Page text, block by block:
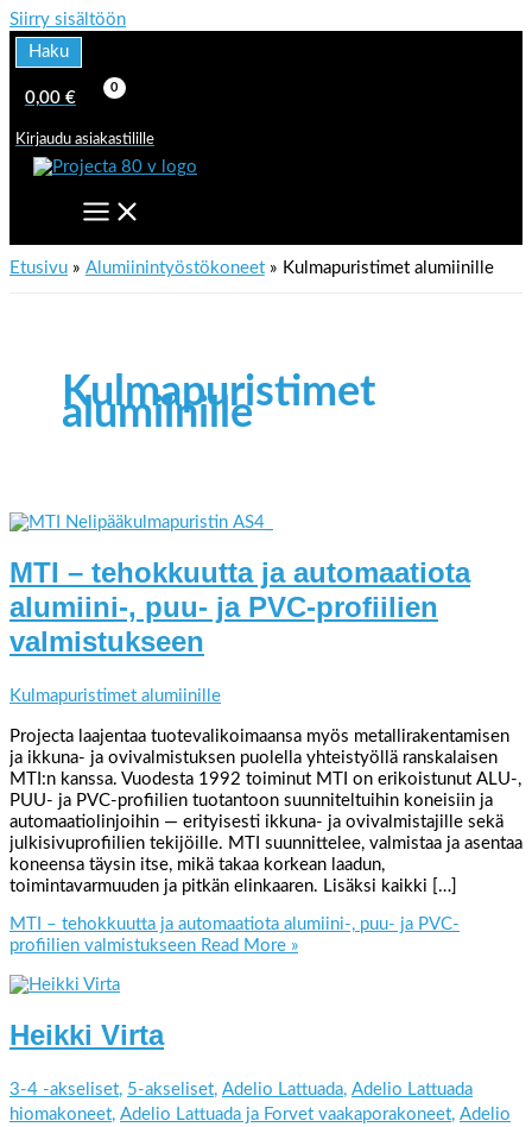
Siirry sisältöön
Haku
0,00 €
Kirjaudu asiakastilille
Etusivu Alumiinintyöstökoneet Kulmapuristimet alumiinille
Kulmapuristimet
alumiinille
MTI – tehokkuutta ja automaatiota
alumiini-, puu- ja PVC-profiilien
valmistukseen
Kulmapuristimet alumiinille
Projecta laajentaa tuotevalikoimaansa myös metallirakentamisen
ja ikkuna- ja ovivalmistuksen puolella yhteistyöllä ranskalaisen
MTI:n kanssa. Vuodesta 1992 toiminut MTI on erikoistunut ALU-,
PUU- ja PVC-profiilien tuotantoon suunniteltuihin koneisiin ja
automaatiolinjoihin — erityisesti ikkuna- ja ovivalmistajille sekä
julkisivuprofiilien tekijöille. MTI suunnittelee, valmistaa ja asentaa
koneensa täysin itse, mikä takaa korkean laadun,
toimintavarmuuden ja pitkän elinkaaren. Lisäksi kaikki […]
MTI – tehokkuutta ja automaatiota alumiini-, puu- ja PVC-
profiilien valmistukseen Read More »
Heikki Virta
3-4 -akseliset, 5-akseliset, Adelio Lattuada, Adelio Lattuada
hiomakoneet, Adelio Lattuada ja Forvet vaakaporakoneet, Adelio